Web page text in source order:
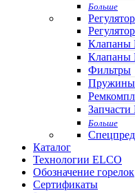
Больше
Клапаны
Фильтры
Пружины
Запчасти
Больше
Каталог
Технологии ELCO
Обозначение горелок
Сертификаты